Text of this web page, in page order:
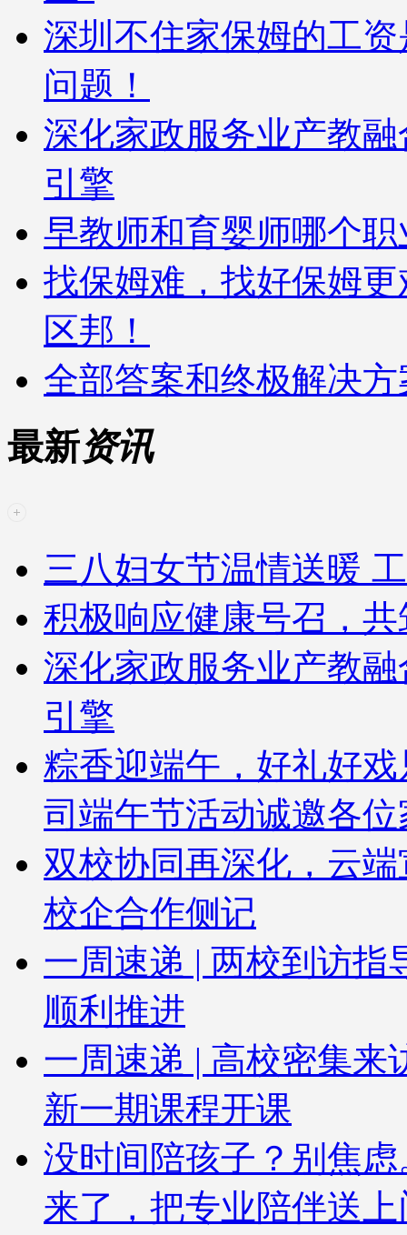
深圳不住家保姆的工
问题！
深化家政服务业产教
引擎
早教师和育婴师哪个职
找保姆难，找好保姆
区邦！
全部答案和终极解决
最新资讯
三八妇女节温情送暖
积极响应健康号召，
深化家政服务业产教
引擎
粽香迎端午，好礼好
司端午节活动诚邀各
双校协同再深化，云
校企合作侧记
一周速递 | 两校到访指
顺利推进
一周速递 | 高校密集来
新一期课程开课
没时间陪孩子？别焦
来了，把专业陪伴送上